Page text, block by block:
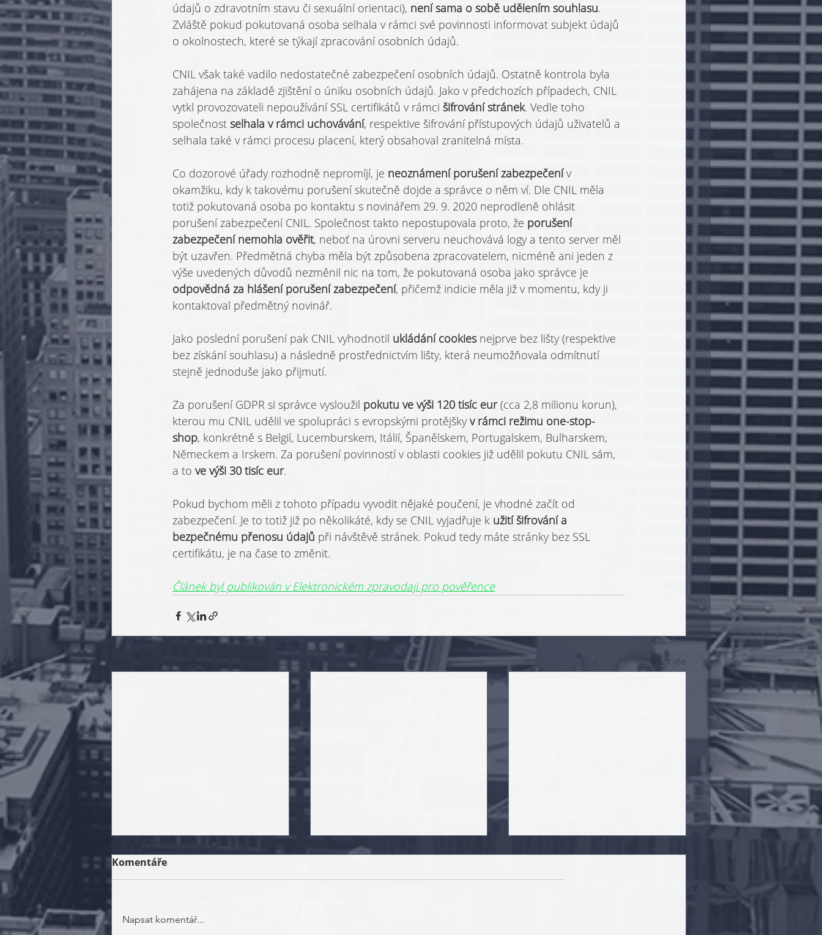
údajů o zdravotním stavu či sexuální orientaci), není sama o sobě udělením souhlasu.
Zvláště pokud pokutovaná osoba selhala v rámci své povinnosti informovat subjekt údajů
o okolnostech, které se týkají zpracování osobních údajů.
CNIL však také vadilo nedostatečné zabezpečení osobních údajů. Ostatně kontrola byla
zahájena na základě zjištění o úniku osobních údajů. Jako v předchozích případech, CNIL
vytkl provozovateli nepoužívání SSL certifikátů v rámci šifrování stránek. Vedle toho
společnost selhala v rámci uchovávání, respektive šifrování přístupových údajů uživatelů a
selhala také v rámci procesu placení, který obsahoval zranitelná místa.
Co dozorové úřady rozhodně nepromíjí, je neoznámení porušení zabezpečení v
okamžiku, kdy k takovému porušení skutečně dojde a správce o něm ví. Dle CNIL měla
totiž pokutovaná osoba po kontaktu s novinářem 29. 9. 2020 neprodleně ohlásit
porušení zabezpečení CNIL. Společnost takto nepostupovala proto, že porušení
zabezpečení nemohla ověřit, neboť na úrovni serveru neuchovává logy a tento server měl
být uzavřen. Předmětná chyba měla být způsobena zpracovatelem, nicméně ani jeden z
výše uvedených důvodů nezměnil nic na tom, že pokutovaná osoba jako správce je
odpovědná za hlášení porušení zabezpečení, přičemž indicie měla již v momentu, kdy ji
kontaktoval předmětný novinář.
Jako poslední porušení pak CNIL vyhodnotil ukládání cookies nejprve bez lišty (respektive
bez získání souhlasu) a následně prostřednictvím lišty, která neumožňovala odmítnutí
stejně jednoduše jako přijmutí.
Za porušení GDPR si správce vysloužil pokutu ve výši 120 tisíc eur (cca 2,8 milionu korun),
kterou mu CNIL udělil ve spolupráci s evropskými protějšky v rámci režimu one-stop-
shop, konkrétně s Belgií, Lucemburskem, Itálií, Španělskem, Portugalskem, Bulharskem,
Německem a Irskem. Za porušení povinností v oblasti cookies již udělil pokutu CNIL sám,
a to ve výši 30 tisíc eur.
Pokud bychom měli z tohoto případu vyvodit nějaké poučení, je vhodné začít od
zabezpečení. Je to totiž již po několikáté, kdy se CNIL vyjadřuje k užití šifrování a
bezpečnému přenosu údajů při návštěvě stránek. Pokud tedy máte stránky bez SSL
certifikátu, je na čase to změnit.
Článek byl publikován v Elektronickém zpravodaji pro pověřence
Nejnovější příspěvky Zobrazit vše
Komentáře
Napsat komentář...